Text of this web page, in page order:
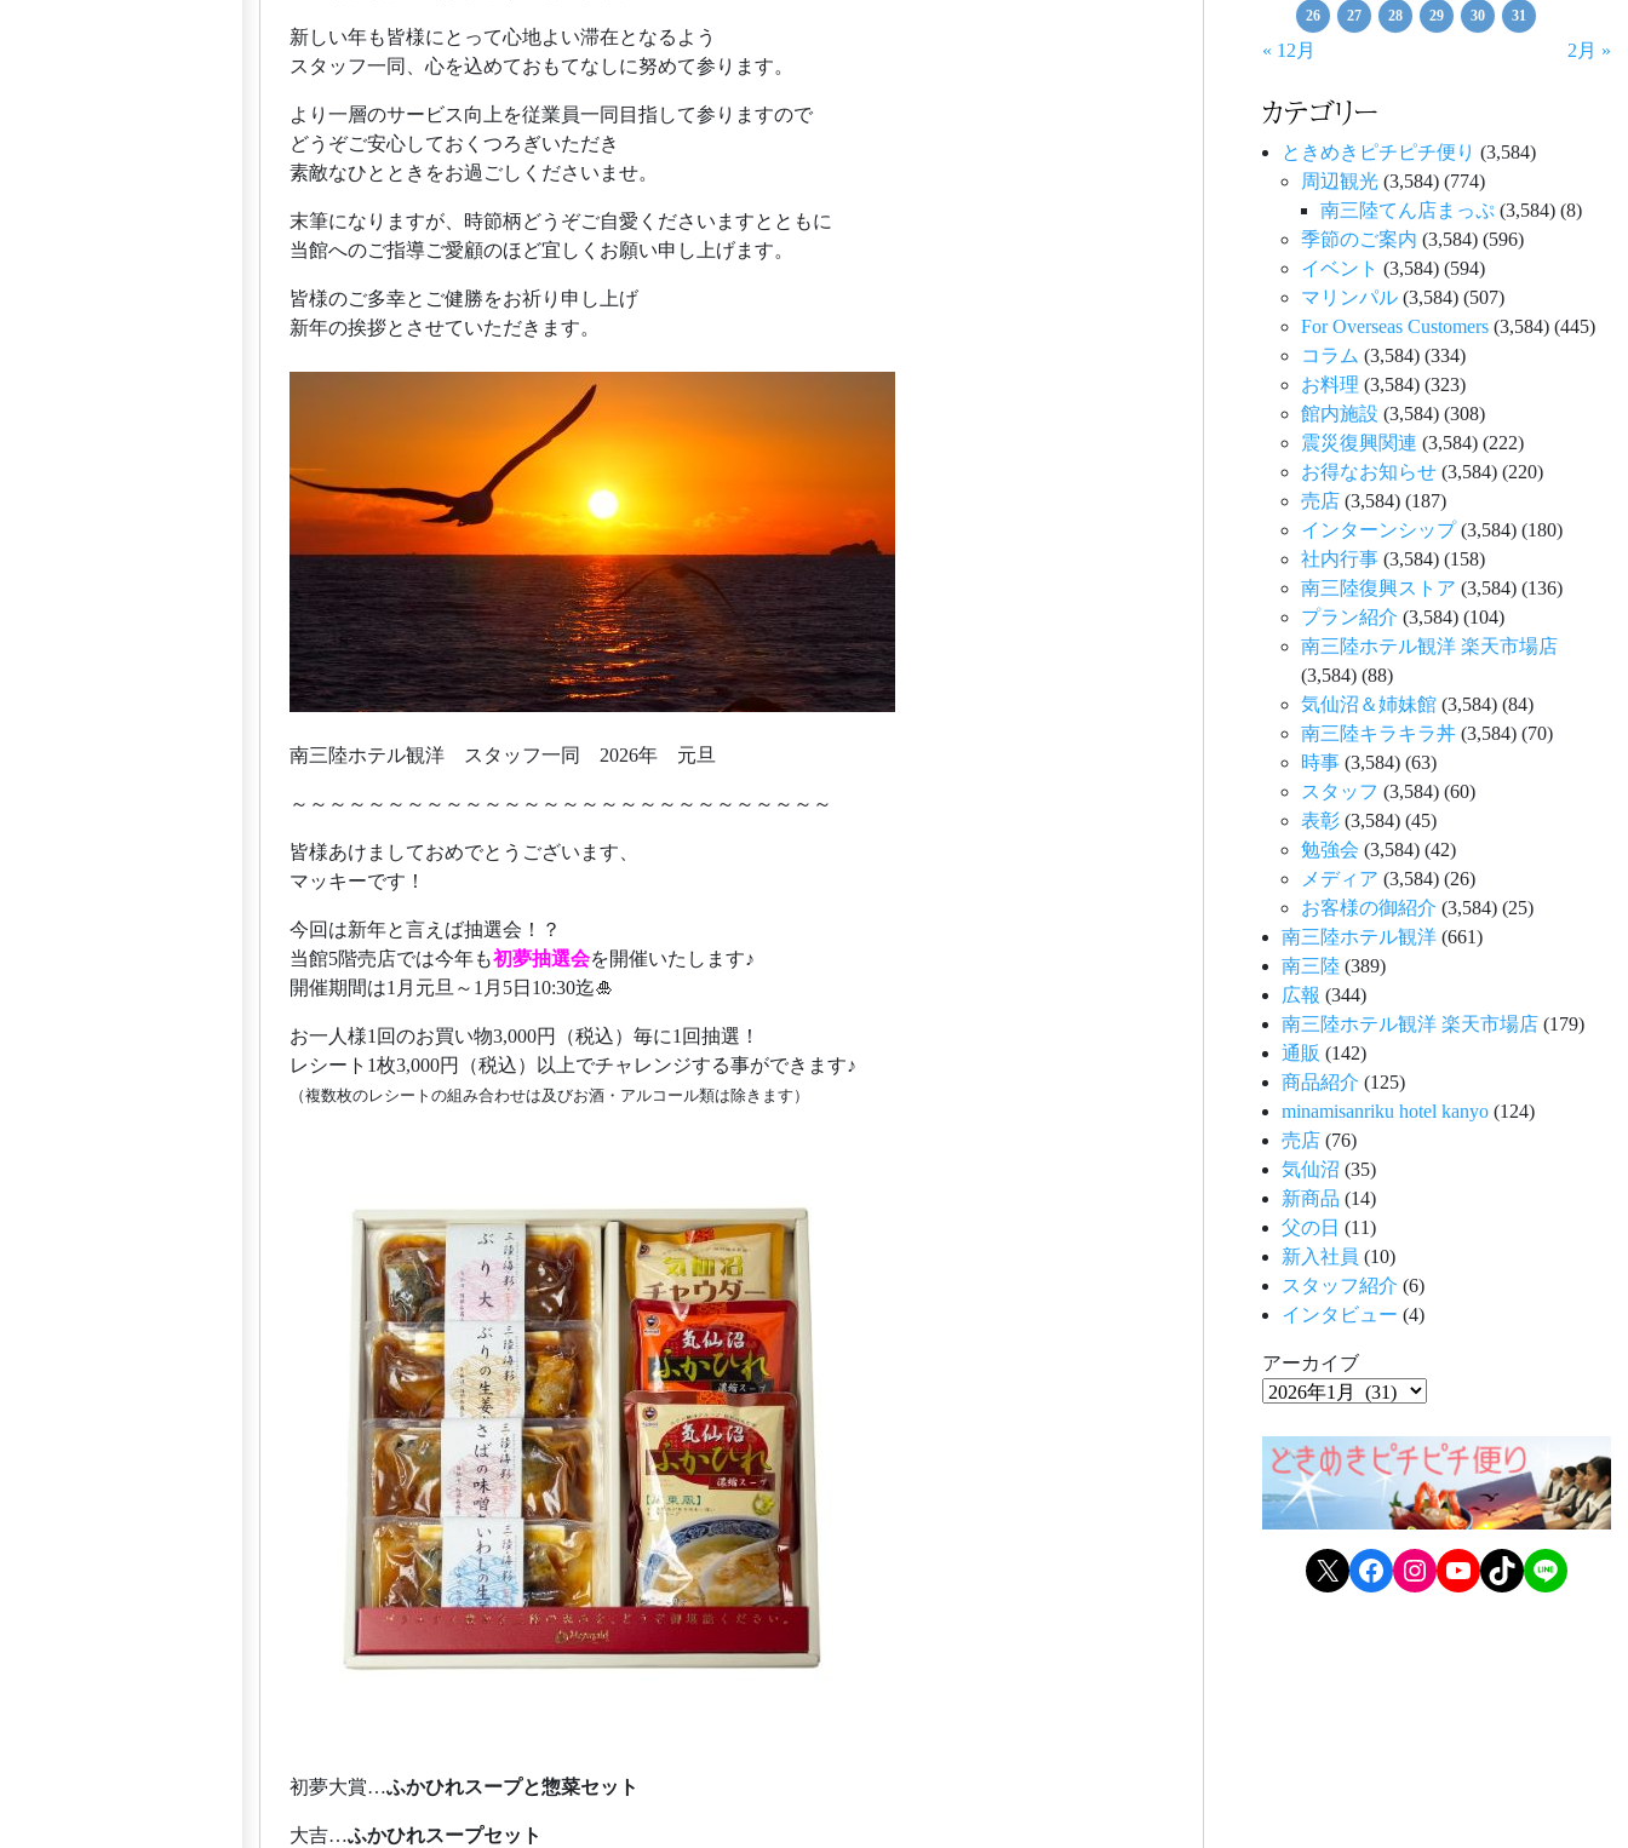
新しい年も皆様にとって心地よい滞在となるよう
スタッフ一同、心を込めておもてなしに努めて参ります。
より一層のサービス向上を従業員一同目指して参りますので
どうぞご安心しておくつろぎいただき
素敵なひとときをお過ごしくださいませ。
末筆になりますが、時節柄どうぞご自愛くださいますとともに
当館へのご指導ご愛顧のほど宜しくお願い申し上げます。
皆様のご多幸とご健勝をお祈り申し上げ
新年の挨拶とさせていただきます。
南三陸ホテル観洋 スタッフ一同 2026年 元旦
～～～～～～～～～～～～～～～～～～～～～～～～～～～～
皆様あけましておめでとうございます、
マッキーです！
今回は新年と言えば抽選会！？
当館5階売店では今年も初夢抽選会を開催いたします♪
開催期間は1月元旦～1月5日10:30迄🎍
お一人様1回のお買い物3,000円（税込）毎に1回抽選！
レシート1枚3,000円（税込）以上でチャレンジする事ができます♪
（複数枚のレシートの組み合わせは及びお酒・アルコール類は除きます）
初夢大賞…ふかひれスープと惣菜セット
大吉…ふかひれスープセット
26 27 28 29 30 31
« 12月 2月 »
カテゴリー
ときめきピチピチ便り (3,584)
周辺観光 (3,584) (774)
南三陸てん店まっぷ (3,584) (8)
季節のご案内 (3,584) (596)
イベント (3,584) (594)
マリンパル (3,584) (507)
For Overseas Customers (3,584) (445)
コラム (3,584) (334)
お料理 (3,584) (323)
館内施設 (3,584) (308)
震災復興関連 (3,584) (222)
お得なお知らせ (3,584) (220)
売店 (3,584) (187)
インターンシップ(3,584) (180)
社内行事 (3,584) (158)
南三陸復興ストア (3,584) (136)
プラン紹介 (3,584) (104)
南三陸ホテル観洋 楽天市場店
(3,584) (88)
気仙沼＆姉妹館 (3,584) (84)
南三陸キラキラ丼 (3,584) (70)
時事 (3,584) (63)
スタッフ (3,584) (60)
表彰 (3,584) (45)
勉強会 (3,584) (42)
メディア (3,584) (26)
お客様の御紹介 (3,584) (25)
南三陸ホテル観洋 (661)
南三陸 (389)
広報 (344)
南三陸ホテル観洋 楽天市場店 (179)
通販 (142)
商品紹介 (125)
minamisanriku hotel kanyo (124)
売店 (76)
気仙沼 (35)
新商品 (14)
父の日 (11)
新入社員 (10)
スタッフ紹介 (6)
インタビュー (4)
アーカイブ
X Facebook Instagram YouTube TikTok LINE